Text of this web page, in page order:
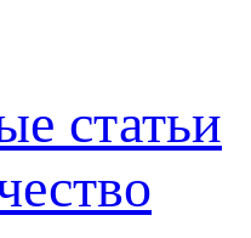
статьи